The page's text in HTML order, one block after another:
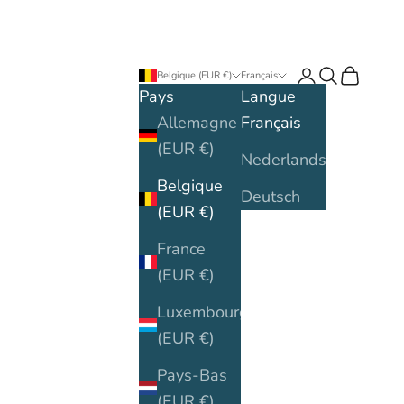
Belgique (EUR €)
Pays
Allemagne
(EUR €)
Belgique
(EUR €)
France
(EUR €)
Luxembourg
(EUR €)
Pays-Bas
Français
Langue
Français
Nederlands
Deutsch
Connexion
Recherche
Panier